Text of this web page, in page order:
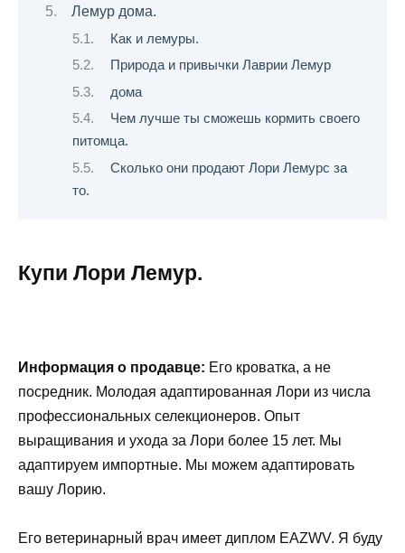
Лемур дома.
Как и лемуры.
Природа и привычки Лаврии Лемур
дома
Чем лучше ты сможешь кормить своего
питомца.
Сколько они продают Лори Лемурс за
то.
Купи Лори Лемур.
Информация о продавце: Его кроватка, а не
посредник. Молодая адаптированная Лори из числа
профессиональных селекционеров. Опыт
выращивания и ухода за Лори более 15 лет. Мы
адаптируем импортные. Мы можем адаптировать
вашу Лорию.
Его ветеринарный врач имеет диплом EAZWV. Я буду